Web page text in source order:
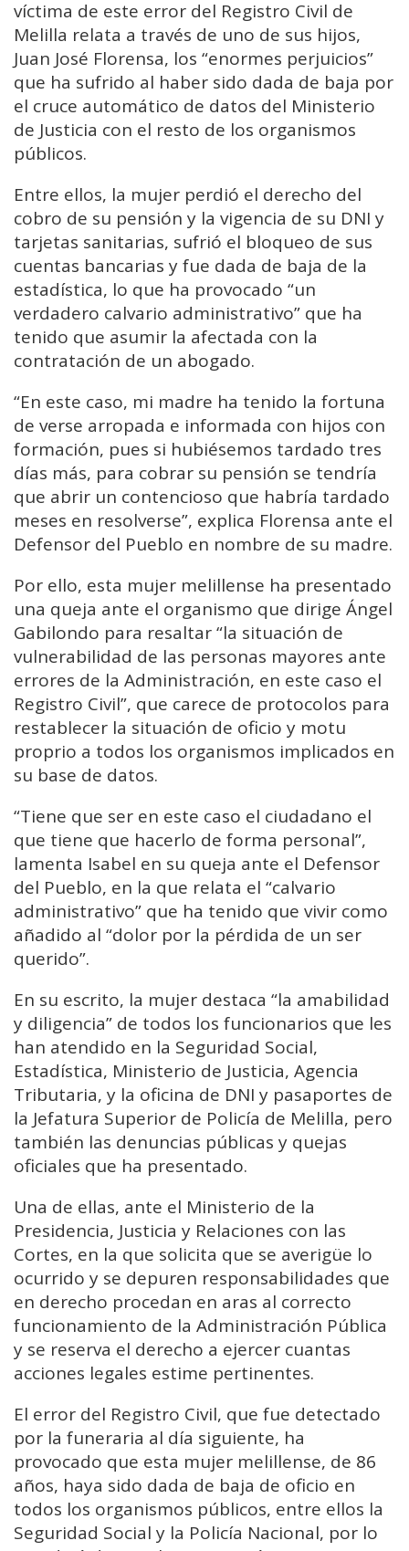
víctima de este error del Registro Civil de
Melilla relata a través de uno de sus hijos,
Juan José Florensa, los “enormes perjuicios”
que ha sufrido al haber sido dada de baja por
el cruce automático de datos del Ministerio
de Justicia con el resto de los organismos
públicos.
Entre ellos, la mujer perdió el derecho del
cobro de su pensión y la vigencia de su DNI y
tarjetas sanitarias, sufrió el bloqueo de sus
cuentas bancarias y fue dada de baja de la
estadística, lo que ha provocado “un
verdadero calvario administrativo” que ha
tenido que asumir la afectada con la
contratación de un abogado.
“En este caso, mi madre ha tenido la fortuna
de verse arropada e informada con hijos con
formación, pues si hubiésemos tardado tres
días más, para cobrar su pensión se tendría
que abrir un contencioso que habría tardado
meses en resolverse”, explica Florensa ante el
Defensor del Pueblo en nombre de su madre.
Por ello, esta mujer melillense ha presentado
una queja ante el organismo que dirige Ángel
Gabilondo para resaltar “la situación de
vulnerabilidad de las personas mayores ante
errores de la Administración, en este caso el
Registro Civil”, que carece de protocolos para
restablecer la situación de oficio y motu
proprio a todos los organismos implicados en
su base de datos.
“Tiene que ser en este caso el ciudadano el
que tiene que hacerlo de forma personal”,
lamenta Isabel en su queja ante el Defensor
del Pueblo, en la que relata el “calvario
administrativo” que ha tenido que vivir como
añadido al “dolor por la pérdida de un ser
querido”.
En su escrito, la mujer destaca “la amabilidad
y diligencia” de todos los funcionarios que les
han atendido en la Seguridad Social,
Estadística, Ministerio de Justicia, Agencia
Tributaria, y la oficina de DNI y pasaportes de
la Jefatura Superior de Policía de Melilla, pero
también las denuncias públicas y quejas
oficiales que ha presentado.
Una de ellas, ante el Ministerio de la
Presidencia, Justicia y Relaciones con las
Cortes, en la que solicita que se averigüe lo
ocurrido y se depuren responsabilidades que
en derecho procedan en aras al correcto
funcionamiento de la Administración Pública
y se reserva el derecho a ejercer cuantas
acciones legales estime pertinentes.
El error del Registro Civil, que fue detectado
por la funeraria al día siguiente, ha
provocado que esta mujer melillense, de 86
años, haya sido dada de baja de oficio en
todos los organismos públicos, entre ellos la
Seguridad Social y la Policía Nacional, por lo